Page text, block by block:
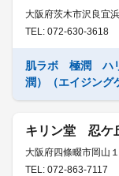
大阪府茨木市沢良宜
TEL: 072-630-3618
肌ラボ 極潤 ハ
潤）（エイジング
キリン堂 忍ケ
大阪府四條畷市岡山
TEL: 072-863-7117